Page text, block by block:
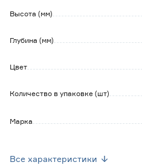
Высота (мм)
Глубина (мм)
Цвет
Количество в упаковке (шт)
Марка
Все характеристики